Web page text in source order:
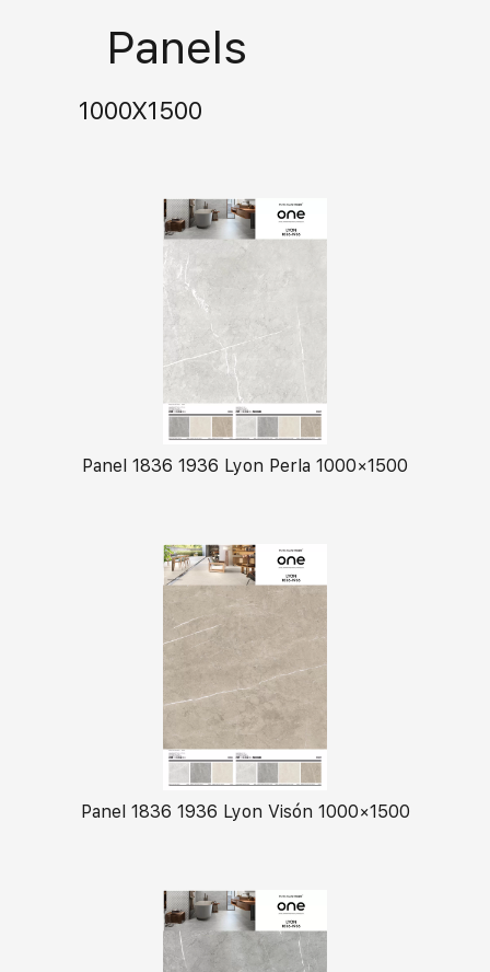
Panels
1000X1500
Panel 1836 1936 Lyon Perla 1000×1500
Panel 1836 1936 Lyon Visón 1000×1500